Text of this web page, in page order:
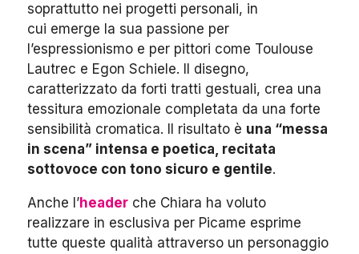
soprattutto nei progetti personali, in
cui emerge la sua passione per
l’espressionismo e per pittori come Toulouse
Lautrec e Egon Schiele.
Il disegno,
caratterizzato da forti tratti gestuali, crea una
tessitura emozionale completata da una forte
sensibilità cromatica. Il risultato è una “messa
in scena” intensa e poetica, recitata
sottovoce con tono sicuro e gentile.
Anche l’header che Chiara ha voluto
realizzare in esclusiva per Picame esprime
tutte queste qualità attraverso un personaggio